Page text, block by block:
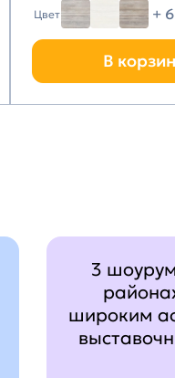
Цвет + 6
В
3
широким